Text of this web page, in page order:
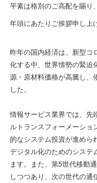
平素は格別のご高配を賜り
年頭にあたりご挨拶申し上
昨年の国内経済は、新型コ
化する中、世界情勢の緊迫
源・原材料価格が高騰し、
した。
情報サービス業界では、先
ルトランスフォーメーショ
的なシステム投資が進めら
デジタル化のためのシステ
ます。また、第5世代移動
しつつあり、次の世代の